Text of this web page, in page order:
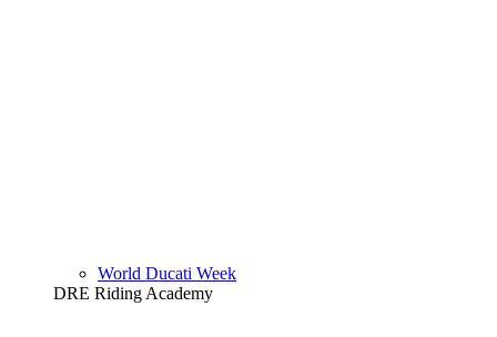
World Ducati Week
DRE Riding Academy